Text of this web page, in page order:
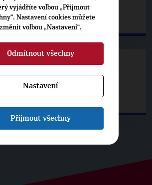
zprávě o extremismu.
pachuť
vyjádříte volbou „Přijmout
Nastavení cookies můžete
změnit volbou „Nastavení“.
Odmítnout všechny
Nastavení
Přijmout všechny